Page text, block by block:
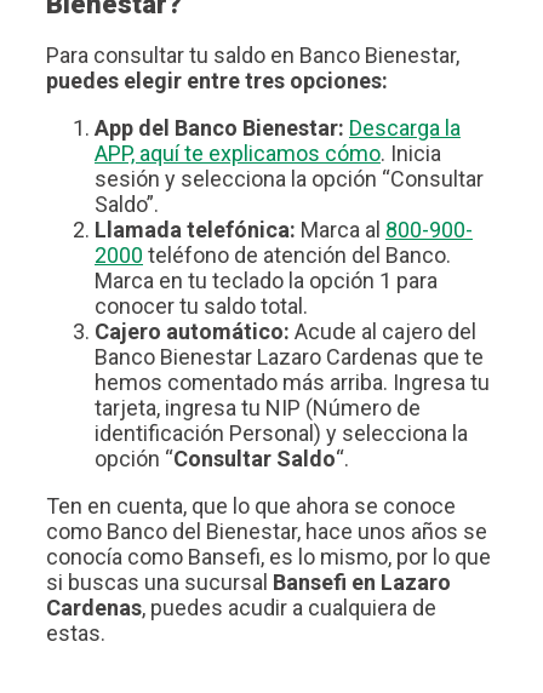
Para consultar tu saldo en Banco Bienestar,
puedes elegir entre tres opciones:
App del Banco Bienestar: Descarga la
APP, aquí te explicamos cómo. Inicia
sesión y selecciona la opción “Consultar
Saldo”.
Llamada telefónica: Marca al 800-900-
2000 teléfono de atención del Banco.
Marca en tu teclado la opción 1 para
conocer tu saldo total.
Cajero automático: Acude al cajero del
Banco Bienestar Lazaro Cardenas que te
hemos comentado más arriba. Ingresa tu
tarjeta, ingresa tu NIP (Número de
identificación Personal) y selecciona la
opción “Consultar Saldo“.
Ten en cuenta, que lo que ahora se conoce
como Banco del Bienestar, hace unos años se
conocía como Bansefi, es lo mismo, por lo que
si buscas una sucursal Bansefi en Lazaro
Cardenas, puedes acudir a cualquiera de
estas.